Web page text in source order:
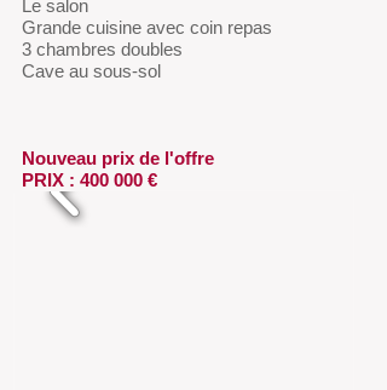
Le salon
Grande cuisine avec coin repas
3 chambres doubles
Cave au sous-sol
Nouveau prix de l'offre
PRIX : 400 000 €